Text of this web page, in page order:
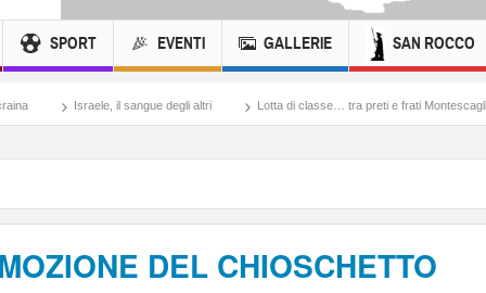
SPORT EVENTI GALLERIE SAN ROCCO
il sangue degli altri Lotta di classe… tra preti e frati Montescaglioso
DEL CHIOSCHETTO